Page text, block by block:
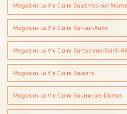
Magasins La Vie Claire Balesmes-sur-Marne
Magasins La Vie Claire Bar-sur-Aube
Magasins La Vie Claire Barbezieux-Saint-
Magasins La Vie Claire Bassens
Magasins La Vie Claire Baume-les-Dames